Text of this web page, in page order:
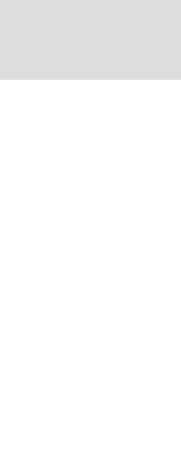
から』倉本聰氏（91...